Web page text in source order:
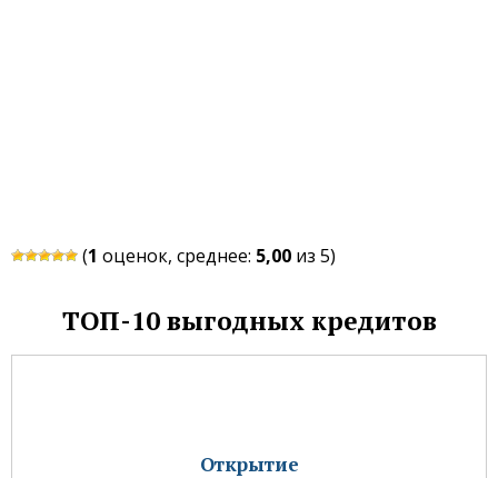
(1 оценок, среднее: 5,00 из 5)
ТОП-10 выгодных кредитов
Открытие